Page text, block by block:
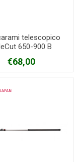
telescopico
650-900 B
€68,00